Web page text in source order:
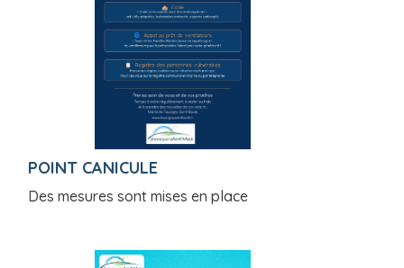
POINT CANICULE
Des mesures sont mises en place